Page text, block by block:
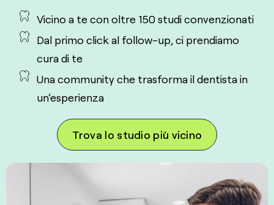
Vicino a te con oltre 150 studi convenzionati
Dal primo click al follow-up, ci prendiamo
cura di te
Una community che trasforma il dentista in
un’esperienza
Trova lo studio più vicino